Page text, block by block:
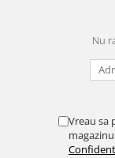
Nu
Vreau sa